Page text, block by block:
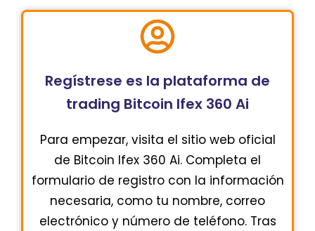
Regístrese es la plataforma de
trading Bitcoin Ifex 360 Ai
Para empezar, visita el sitio web oficial
de Bitcoin Ifex 360 Ai. Completa el
formulario de registro con la información
necesaria, como tu nombre, correo
electrónico y número de teléfono. Tras